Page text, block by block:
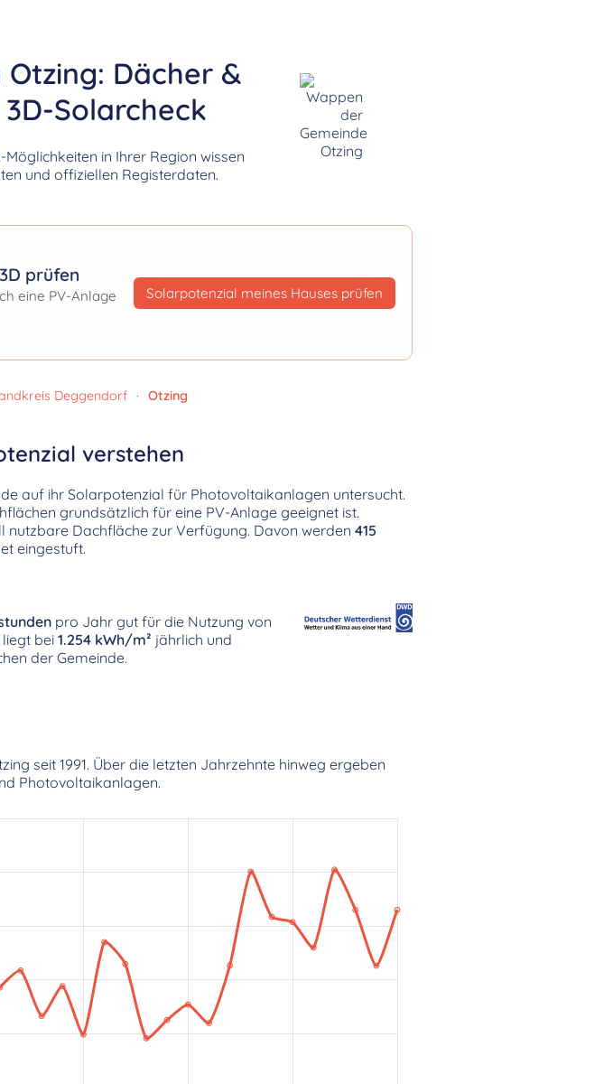
Dächer &
Solarcheck
in Ihrer Region wissen
und offiziellen Registerdaten.
prüfen
eine PV-Anlage
Solarpotenzial meines Hauses prüfen
Deggendorf · Otzing
verstehen
auf ihr Solarpotenzial für Photovoltaikanlagen untersucht.
grundsätzlich für eine PV-Anlage geeignet ist.
nutzbare Dachfläche zur Verfügung. Davon werden 415
eingestuft.
pro Jahr gut für die Nutzung von
bei 1.254 kWh/m² jährlich und
der Gemeinde.
seit 1991. Über die letzten Jahrzehnte hinweg ergeben
Photovoltaikanlagen.